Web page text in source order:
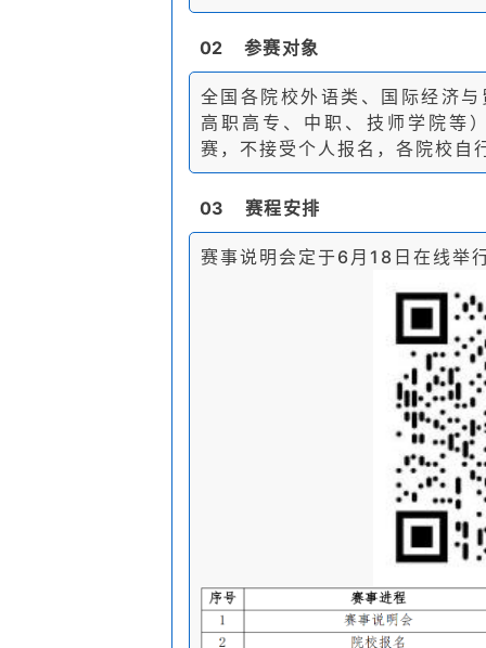
02 参赛对象
全国各院校外语类、国际经济
高职高专、中职、技师学院等
赛，不接受个人报名，各院校自
03 赛程安排
赛事说明会定于6月18日在线举